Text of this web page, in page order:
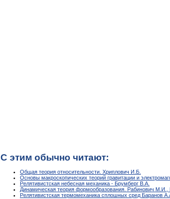
С этим обычно читают:
Общая теория относительности. Хриплович И.Б.
Основы макроскопических теорий гравитации и
Релятивистская небесная механика - Брумберг В.А.
Динамическая теория формообразования. Рабинович М.И.,
Релятивистская термомеханика сплошных сред Баранов